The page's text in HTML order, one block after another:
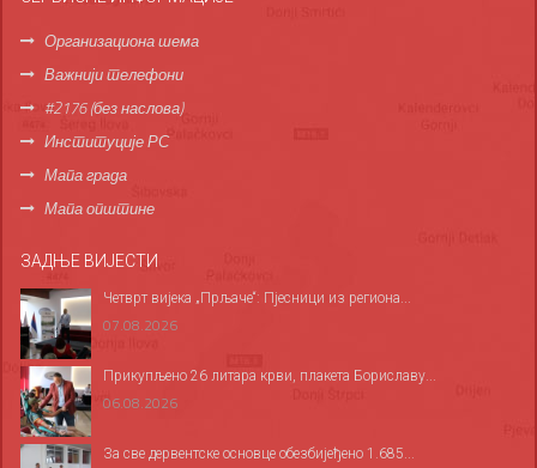
Организациона шема
Важнији телефони
#2176 (без наслова)
Институције РС
Мапа града
Мапа општине
ЗАДЊЕ ВИЈЕСТИ
Четврт вијека „Прљаче“: Пјесници из региона...
07.08.2026
Прикупљено 26 литара крви, плакета Бориславу...
06.08.2026
За све дервентске основце обезбијеђено 1.685...